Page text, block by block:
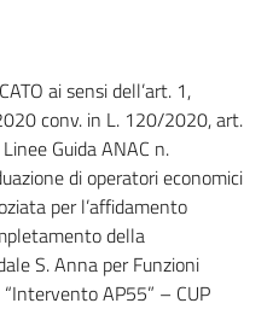
ai sensi dell’art. 1,
conv. in L. 120/2020, art.
Guida ANAC n.
di operatori economici
per l’affidamento
della
S. Anna per Funzioni
AP55” – CUP